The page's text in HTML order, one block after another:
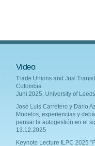
Video
Trade Unions and Just
Colombia
Juni 2025, University of Leeds
Josè Luis Carretero y Dario
Modelos, experiencias y
pensar la autogestión en el
13.12.2025
Keynote Lecture ILPC 2025